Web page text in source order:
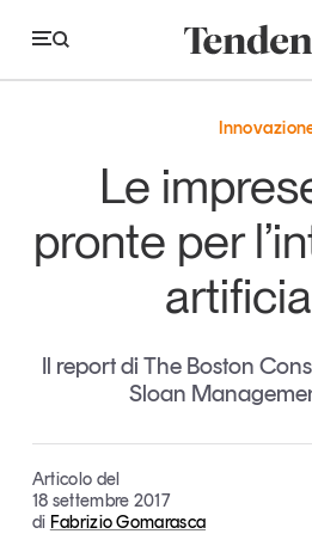
Tendenze
Economia e
Innovazione
Retail e brand
Sostenibilità
Grandi temi
Magazine
Le
pronte per
Il report di The Boston
Sloan
Articolo del
18 settembre 2017
di Fabrizio Gomarasca